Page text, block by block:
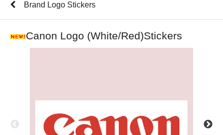
Brand Logo Stickers
Canon Logo (White/Red)Stickers